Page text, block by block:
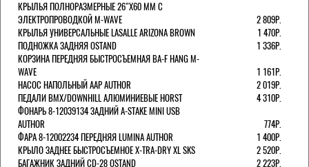
КРЫЛЬЯ ПОЛНОРАЗМЕРНЫЕ 26"Х60 ММ С
ЭЛЕКТРОПРОВОДКОЙ M-WAVE
2 809Р.
КРЫЛЬЯ УНИВЕРСАЛЬНЫЕ LASALLE ARIZONA BROWN
1 470Р.
ПОДНОЖКА ЗАДНЯЯ OSTAND
1 336Р.
КОРЗИНА ПЕРЕДНЯЯ БЫСТРОСЪЕМНАЯ BA-F HANG M-
WAVE
1 161Р.
НАСОС НАПОЛЬНЫЙ AAP AUTHOR
2 019Р.
ПЕДАЛИ BMX/DOWNHILL АЛЮМИНИЕВЫЕ HORST
4 310Р.
ФОНАРЬ 8-12039134 ЗАДНИЙ A-STAKE MINI USB
AUTHOR
774Р.
ФАРА 8-12002234 ПЕРЕДНЯЯ LUMINA AUTHOR
1 400Р.
КРЫЛО ЗАДНЕЕ БЫСТРОСЪЕМНОЕ X-TRA-DRY XL SKS
2 520Р.
БАГАЖНИК ЗАДНИЙ CD-28 OSTAND
2 223Р.